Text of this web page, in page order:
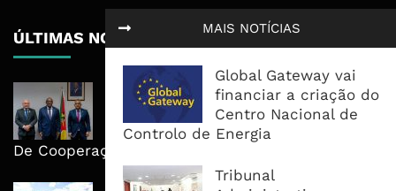
MAIS NOTÍCIAS
Global Gateway vai
financiar a criação do
Centro Nacional de
Controlo de Energia
Tribunal
ÚLTIMAS NOTÍCIAS
Moçambique E ECA Colocam
Emprego, Industrialização E
Execução No Centro Da Nova Agenda
De Cooperação